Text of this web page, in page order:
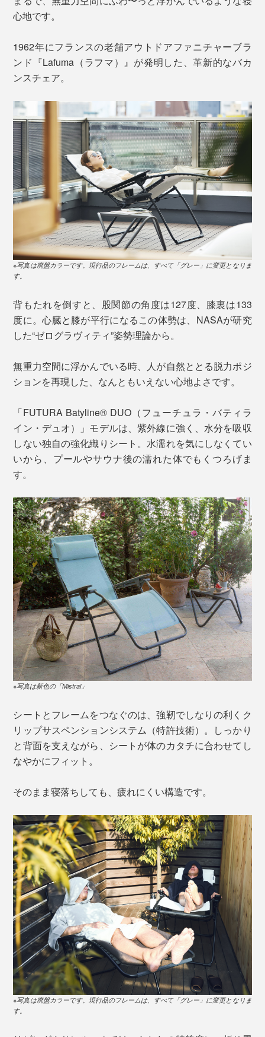
心地です。
1962年にフランスの老舗アウトドアファニチャーブラ
ンド『Lafuma（ラフマ）』が発明した、革新的なバカ
ンスチェア。
※写真は廃盤カラーです。現行品のフレームは、すべて「グレー」に変更となりま
す。
背もたれを倒すと、股関節の角度は127度、膝裏は133
度に。心臓と膝が平行になるこの体勢は、NASAが研究
した“ゼログラヴィティ”姿勢理論から。
無重力空間に浮かんでいる時、人が自然ととる脱力ポジ
ションを再現した、なんともいえない心地よさです。
「FUTURA Batyline® DUO（フューチュラ・バティラ
イン・デュオ）」モデルは、紫外線に強く、水分を吸収
しない独自の強化織りシート。水濡れを気にしなくてい
いから、プールやサウナ後の濡れた体でもくつろげま
す。
※写真は新色の「Mistral」
シートとフレームをつなぐのは、強靭でしなりの利くク
リップサスペンションシステム（特許技術）。しっかり
と背面を支えながら、シートが体のカタチに合わせてし
なやかにフィット。
そのまま寝落ちしても、疲れにくい構造です。
※写真は廃盤カラーです。現行品のフレームは、すべて「グレー」に変更となりま
す。